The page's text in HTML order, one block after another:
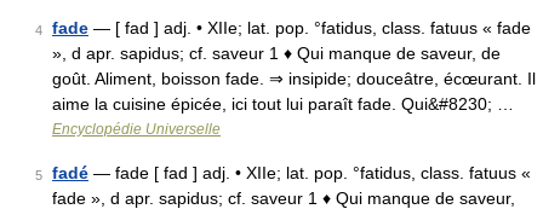
4 fade — [ fad ] adj. • XIIe; lat. pop. °fatidus, class. fatuus « fade
», d apr. sapidus; cf. saveur 1 ♦ Qui manque de saveur, de
goût. Aliment, boisson fade. ⇒ insipide; douceâtre, écœurant. Il
aime la cuisine épicée, ici tout lui paraît fade. Qui&#8230; …
Encyclopédie Universelle
5 fadé — fade [ fad ] adj. • XIIe; lat. pop. °fatidus, class. fatuus «
fade », d apr. sapidus; cf. saveur 1 ♦ Qui manque de saveur,